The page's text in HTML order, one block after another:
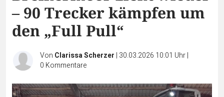
– 90 Trecker kämpfen um
den „Full Pull“
Von Clarissa Scherzer | 30.03.2026 10:01 Uhr|
0 Kommentare